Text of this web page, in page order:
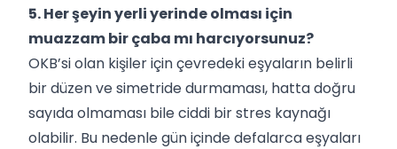
5. Her şeyin yerli yerinde olması için
muazzam bir çaba mı harcıyorsunuz?
OKB’si olan kişiler için çevredeki eşyaların belirli
bir düzen ve simetride durmaması, hatta doğru
sayıda olmaması bile ciddi bir stres kaynağı
olabilir. Bu nedenle gün içinde defalarca eşyaları